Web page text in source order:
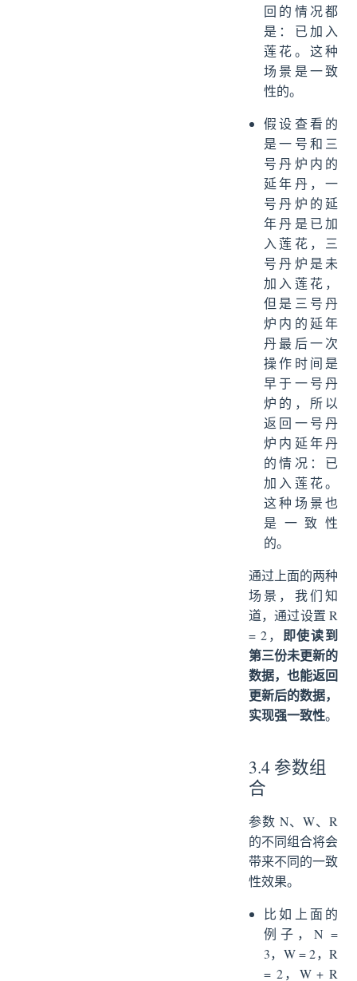
回的情况都
是：已加入
莲花。这种
场景是一致
性的。
假设查看的
是一号和三
号丹炉内的
延年丹，一
号丹炉的延
年丹是已加
入莲花，三
号丹炉是未
加入莲花，
但是三号丹
炉内的延年
丹最后一次
操作时间是
早于一号丹
炉的，所以
返回一号丹
炉内延年丹
的情况：已
加入莲花。
这种场景也
是一致性
的。
通过上面的两种
场景，我们知
道，通过设置 R
= 2， 即使读到
第三份未更新的
数据，也能返回
更新后的数据，
实现强一致性。
3.4 参数组
合
参数 N、W、R
的不同组合将会
带来不同的一致
性效果。
比如上面的
例子，N =
3，W = 2，R
= 2，W + R